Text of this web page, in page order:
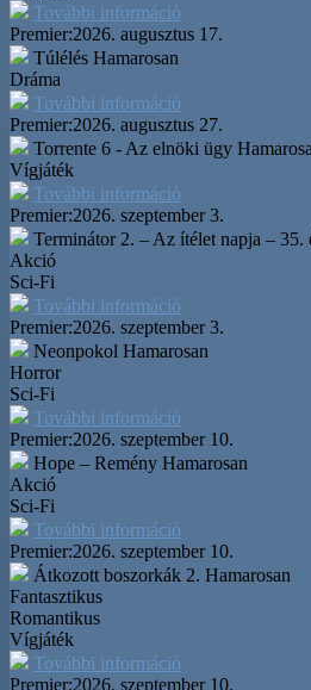
További információ
Premier:2026. augusztus 17.
Túlélés Hamarosan
Dráma
További információ
Premier:2026. augusztus 27.
Torrente 6 - Az elnöki ügy
Vígjáték
További információ
Premier:2026. szeptember 3.
Terminátor 2. – Az ítélet napja – 35.
Akció
Sci-Fi
További információ
Premier:2026. szeptember 3.
Neonpokol Hamarosan
Horror
Sci-Fi
További információ
Premier:2026. szeptember 10.
Hope – Remény Hamarosan
Akció
Sci-Fi
További információ
Premier:2026. szeptember 10.
Átkozott boszorkák 2. Hamarosan
Fantasztikus
Romantikus
Vígjáték
További információ
Premier:2026. szeptember 10.